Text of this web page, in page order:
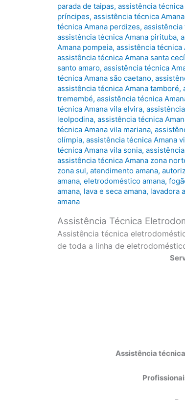
parada de taipas, assistência
príncipes, assistência técnica
técnica Amana perdizes, assistência
assistência técnica Amana pirituba,
Amana pompeia, assistência técnica
assistência técnica Amana santa
santo amaro, assistência técnica
técnica Amana são caetano,
assistência técnica Amana tamboré,
tremembé, assistência técnica
técnica Amana vila elvira,
leolpodina, assistência técnica
técnica Amana vila mariana,
olímpia, assistência técnica Amana
técnica Amana vila sonia,
assistência técnica Amana zona
zona sul, atendimento amana,
amana, eletrodoméstico amana,
amana, lava e seca amana, lavadora
amana
Assistência Técnica
Assistência técnica
de toda a linha de
Assistência